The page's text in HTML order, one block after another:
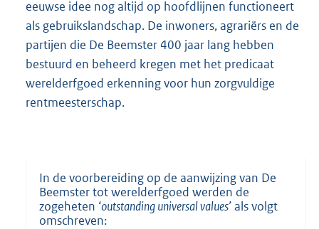
eeuwse idee nog altijd op hoofdlijnen functioneert
als gebruikslandschap. De inwoners, agrariërs en de
partijen die De Beemster 400 jaar lang hebben
bestuurd en beheerd kregen met het predicaat
werelderfgoed erkenning voor hun zorgvuldige
rentmeesterschap.
In de voorbereiding op de aanwijzing van De
Beemster tot werelderfgoed werden de
zogeheten ‘outstanding universal values’als volgt
omschreven: